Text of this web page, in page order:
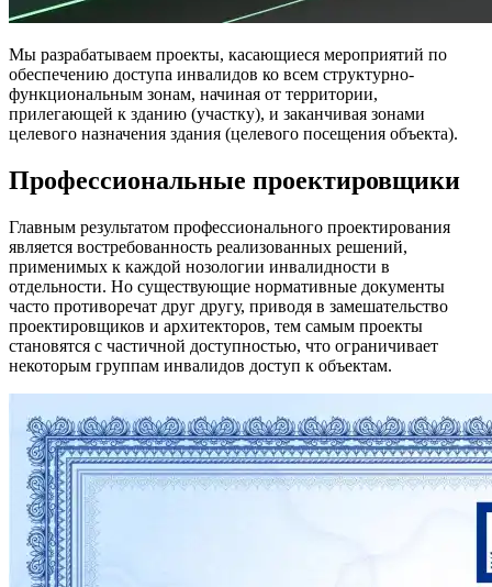
Мы разрабатываем проекты, касающиеся мероприятий по
обеспечению доступа инвалидов ко всем структурно-
функциональным зонам, начиная от территории,
прилегающей к зданию (участку), и заканчивая зонами
целевого назначения здания (целевого посещения объекта).
Профессиональные проектировщики
Главным результатом профессионального проектирования
является востребованность реализованных решений,
применимых к каждой нозологии инвалидности в
отдельности. Но существующие нормативные документы
часто противоречат друг другу, приводя в замешательство
проектировщиков и архитекторов, тем самым проекты
становятся с частичной доступностью, что ограничивает
некоторым группам инвалидов доступ к объектам.